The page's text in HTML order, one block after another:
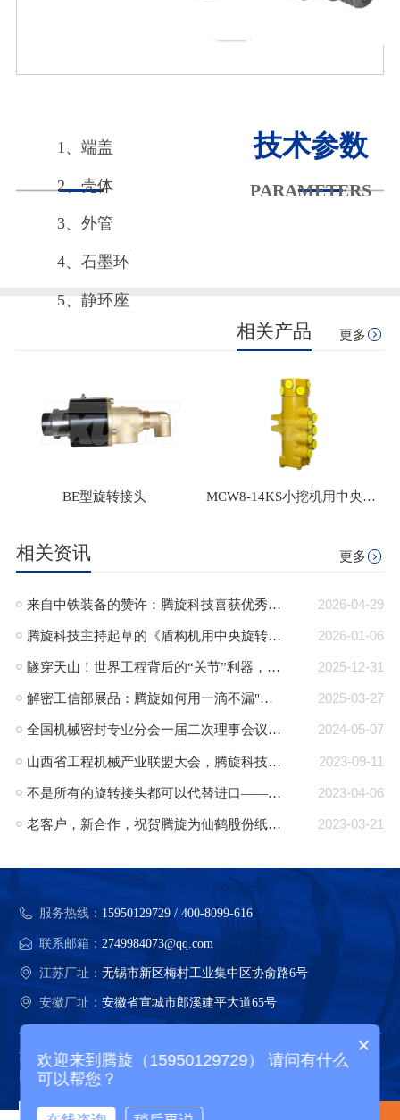
1、端盖
2、壳体
3、外管
4、石墨环
5、静环座
技术参数
PARAMETERS
相关产品 更多
BE型旋转接头 MCW8-14KS小挖机用中央回转接头
相关资讯 更多
2026-04-29
来自中铁装备的赞许：腾旋科技喜获优秀供应商奖+质量标杆奖
2026-01-06
腾旋科技主持起草的《盾构机用中央旋转接头》行业标准正式发布
2025-12-31
隧穿天山！世界工程背后的“关节”利器，腾旋回转接头助力TBM挑战极限！
2025-03-27
解密工信部展品：腾旋如何用一滴不漏"技术破局半导体高端装备“卡脖子”难题"
2024-05-07
全国机械密封专业分会一届二次理事会议在郎溪顺利召开
2023-09-11
山西省工程机械产业联盟大会，腾旋科技入选成员单位
2023-04-06
不是所有的旋转接头都可以代替进口——腾旋：可替代进口的旋转接头品牌
2023-03-21
老客户，新合作，祝贺腾旋为仙鹤股份纸机量身定制的蒸汽旋转接头批量交付
服务热线： 15950129729 / 400-8099-616
联系邮箱： 2749984073@qq.com
江苏厂址：无锡市新区梅村工业集中区协俞路6号
安徽厂址：安徽省宣城市郎溪建平大道65号
江苏腾旋科技股份有限公司 版权所有
网站地图
×
欢迎来到腾旋（15950129729） 请问有什么
可以帮您？